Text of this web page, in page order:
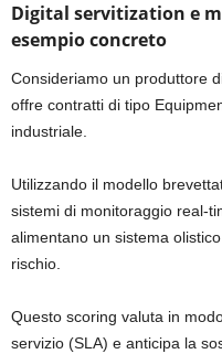
Digital servitization e
esempio concreto
Consideriamo un produttore
offre contratti di tipo
industriale.
Utilizzando il modello
sistemi di monitoraggio real-
alimentano un sistema
rischio.
Questo scoring valuta in
servizio (SLA) e anticipa la